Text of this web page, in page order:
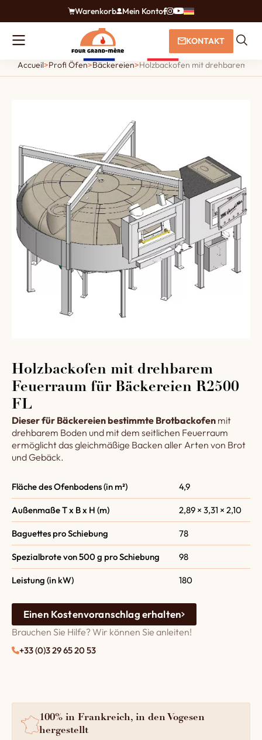
Warenkorb Mein Konto
KONTAKT
Accueil>Profi Öfen>Bäckereien>Holzbackofen mit drehbarem
Holzbackofen mit drehbarem
Feuerraum für Bäckereien R2500
FL
Dieser für Bäckereien bestimmte Brotbackofen mit
drehbarem Boden und mit dem seitlichen Feuerraum
ermöglicht das gleichmäßige Backen aller Arten von Brot
und Gebäck.
Fläche des Ofenbodens (in m²) 4,9
Außenmaße T x B x H (m) 2,89 × 3,31 × 2,10
Baguettes pro Schiebung 78
Spezialbrote von 500 g pro Schiebung 98
Leistung (in kW) 180
Einen Kostenvoranschlag erhalten
Brauchen Sie Hilfe? Wir können Sie anleiten!
+33 (0)3 29 65 20 53
100% in Frankreich, in den Vogesen
hergestellt